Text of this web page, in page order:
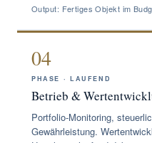
Output: Fertiges Objekt im
04
PHASE · LAUFEND
Betrieb &
Portfolio-Monitoring,
Gewährleistung.